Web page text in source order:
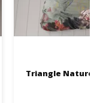
Triangle Nature